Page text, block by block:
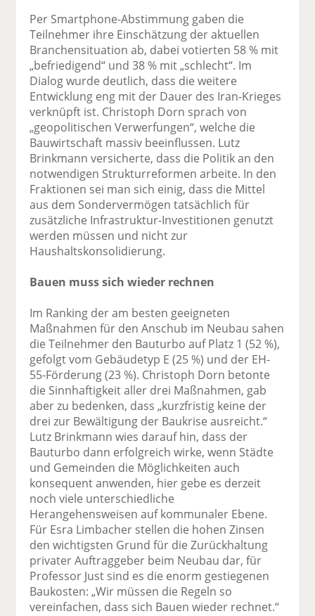
Per Smartphone-Abstimmung gaben die
Teilnehmer ihre Einschätzung der aktuellen
Branchensituation ab, dabei votierten 58 % mit
„befriedigend“ und 38 % mit „schlecht“. Im
Dialog wurde deutlich, dass die weitere
Entwicklung eng mit der Dauer des Iran-Krieges
verknüpft ist. Christoph Dorn sprach von
„geopolitischen Verwerfungen“, welche die
Bauwirtschaft massiv beeinflussen. Lutz
Brinkmann versicherte, dass die Politik an den
notwendigen Strukturreformen arbeite. In den
Fraktionen sei man sich einig, dass die Mittel
aus dem Sondervermögen tatsächlich für
zusätzliche Infrastruktur-Investitionen genutzt
werden müssen und nicht zur
Haushaltskonsolidierung.
Bauen muss sich wieder rechnen
Im Ranking der am besten geeigneten
Maßnahmen für den Anschub im Neubau sahen
die Teilnehmer den Bauturbo auf Platz 1 (52 %),
gefolgt vom Gebäudetyp E (25 %) und der EH-
55-Förderung (23 %). Christoph Dorn betonte
die Sinnhaftigkeit aller drei Maßnahmen, gab
aber zu bedenken, dass „kurzfristig keine der
drei zur Bewältigung der Baukrise ausreicht.“
Lutz Brinkmann wies darauf hin, dass der
Bauturbo dann erfolgreich wirke, wenn Städte
und Gemeinden die Möglichkeiten auch
konsequent anwenden, hier gebe es derzeit
noch viele unterschiedliche
Herangehensweisen auf kommunaler Ebene.
Für Esra Limbacher stellen die hohen Zinsen
den wichtigsten Grund für die Zurückhaltung
privater Auftraggeber beim Neubau dar, für
Professor Just sind es die enorm gestiegenen
Baukosten: „Wir müssen die Regeln so
vereinfachen, dass sich Bauen wieder rechnet.“